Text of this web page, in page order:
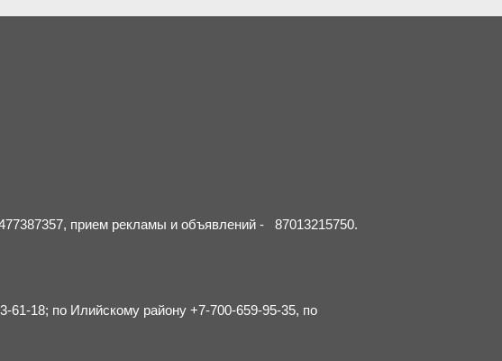
прием рекламы и объявлений - 87013215750.
61-18; по Илийскому району +7-700-659-95-35, по